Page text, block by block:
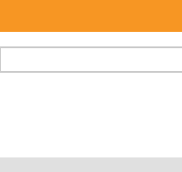
FORMULAIRE DE